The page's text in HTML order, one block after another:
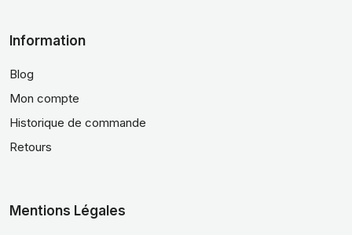
Information
Blog
Mon compte
Historique de commande
Retours
Mentions Légales